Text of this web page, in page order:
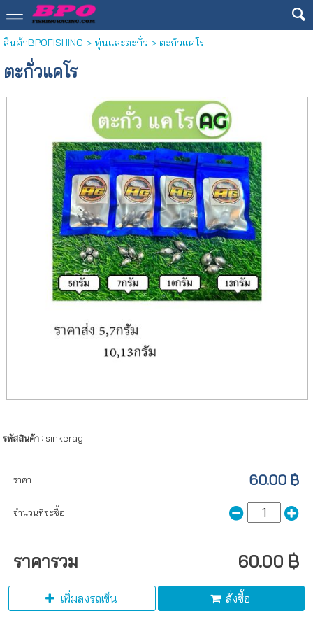
สินค้าBPOFISHING > ทุ่นและตะกั่ว > ตะกั่วแคโร
ตะกั่วแคโร
รหัสสินค้า : sinkerag
ราคา 60.00 ฿
จำนวนที่จะซื้อ
ราคารวม 60.00 ฿
เพิ่มลงรถเข็น สั่งซื้อ